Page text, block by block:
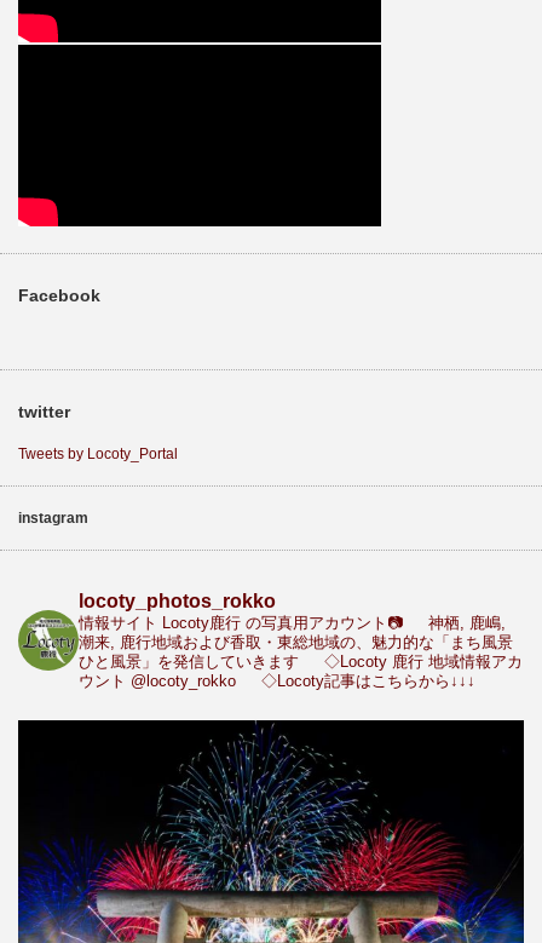
Facebook
twitter
Tweets by Locoty_Portal
instagram
locoty_photos_rokko
情報サイト Locoty鹿行 の写真用アカウント📷
神栖, 鹿嶋,
潮来, 鹿行地域および香取・東総地域の、魅力的な「まち風景
ひと風景」を発信していきます
◇Locoty 鹿行 地域情報アカ
ウント @locoty_rokko ◇Locoty記事はこちらから↓↓↓